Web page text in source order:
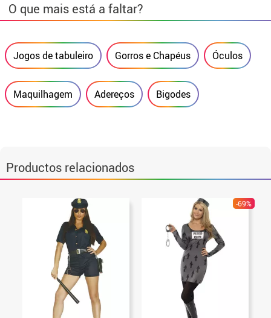
O que mais está a faltar?
Jogos de tabuleiro Gorros e Chapéus Óculos
Maquilhagem Adereços Bigodes
Productos relacionados
-69%